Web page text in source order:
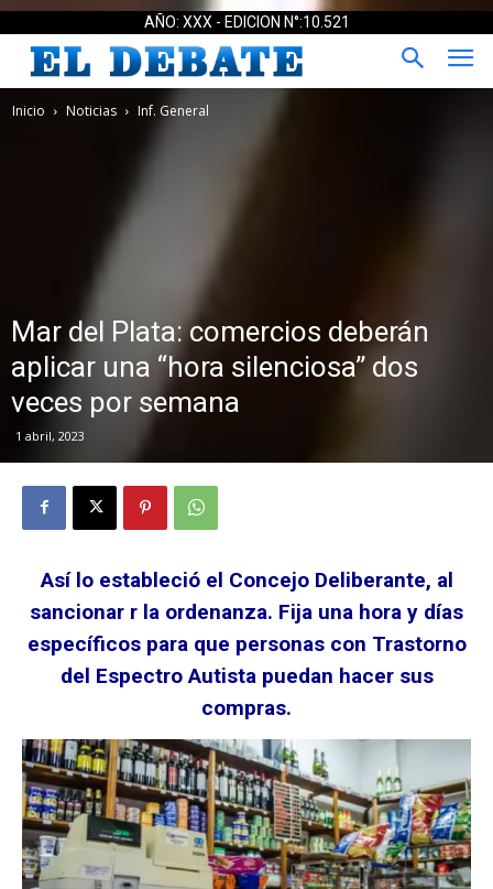
AÑO: XXX - EDICION N°:10.521
Inicio Noticias Inf. General
Mar del Plata: comercios deberán
aplicar una “hora silenciosa” dos
veces por semana
1 abril, 2023
Así lo estableció el Concejo Deliberante, al
sancionar r la ordenanza. Fija una hora y días
específicos para que personas con Trastorno
del Espectro Autista puedan hacer sus
compras.